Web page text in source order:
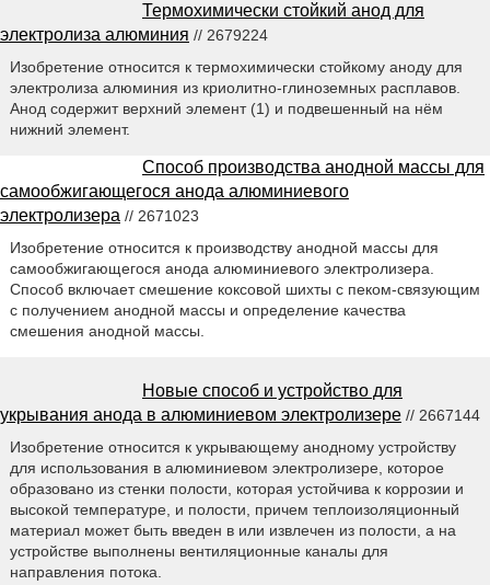
Термохимически стойкий анод для
электролиза алюминия // 2679224
Изобретение относится к термохимически стойкому аноду для
электролиза алюминия из криолитно-глиноземных расплавов.
Анод содержит верхний элемент (1) и подвешенный на нём
нижний элемент.
Способ производства анодной массы для
самообжигающегося анода алюминиевого
электролизера // 2671023
Изобретение относится к производству анодной массы для
самообжигающегося анода алюминиевого электролизера.
Способ включает смешение коксовой шихты с пеком-связующим
с получением анодной массы и определение качества
смешения анодной массы.
Новые способ и устройство для
укрывания анода в алюминиевом электролизере // 2667144
Изобретение относится к укрывающему анодному устройству
для использования в алюминиевом электролизере, которое
образовано из стенки полости, которая устойчива к коррозии и
высокой температуре, и полости, причем теплоизоляционный
материал может быть введен в или извлечен из полости, а на
устройстве выполнены вентиляционные каналы для
направления потока.